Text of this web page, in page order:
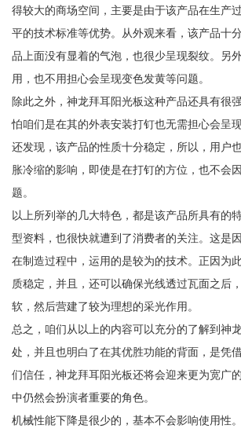
得较大的商场空间，主要是由于该产品在生产
平的技术标准等优势。从外观来看，该产品十
品上面没有显着的气泡，也很少呈现裂纹。另
用，也不用担心会呈现变色发黄等问题。
除此之外，神龙拜耳阳光板这种产品还具有很
怕咱们是在其的外表安装打钉也无需担心会呈
还发现，该产品的性质十分稳定，所以，用户
胀冷缩的影响，即使是在打钉的方位，也不会
题。
以上所列举的几大特色，都是该产品所具有的
型资料，也很快就遭到了消费者的关注。这是
在制造过程中，运用的是较为的技术。正因为
质稳定，并且，还可以确保光线透过瓦面之后
软，然后营建了较为理想的采光作用。
总之，咱们从以上的内容可以充分的了解到神
处，并且也明白了在其优胜功能的背面，是凭
们信任，神龙拜耳阳光板还将会迎来更为宽广
中仍然会扮演者重要的角色。
机械性能下降是很少的，基本不会影响使用性